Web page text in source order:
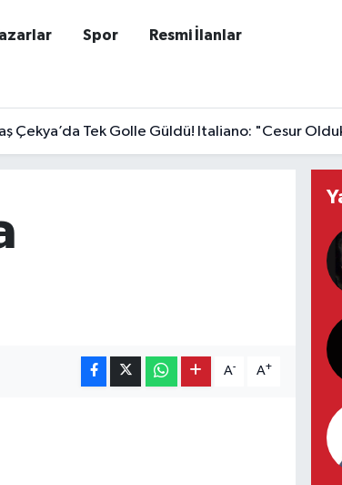
Spor Resmi İlanlar
Çekya’da Tek Golle Güldü! Italiano: "Cesur Olduk
A- A+